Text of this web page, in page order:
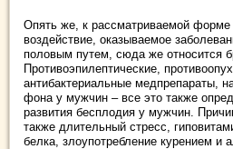
Опять же, к рассматриваемой форме
воздействие, оказываемое
половым путем, сюда же относится
Противоэпилептические,
антибактериальные медпрепараты,
фона у мужчин – все это также
развития бесплодия у мужчин.
также длительный стресс,
белка, злоупотребление курением и